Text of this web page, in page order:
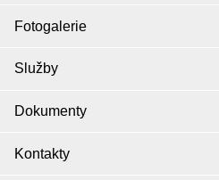
Fotogalerie
Služby
Dokumenty
Kontakty